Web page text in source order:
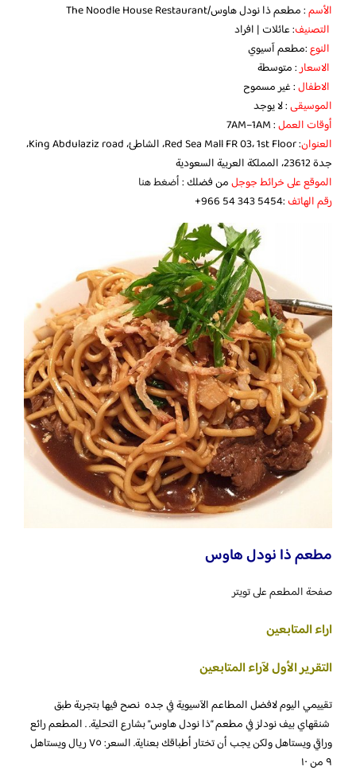
الأسم: مطعم ذا نودل هاوس/The Noodle House Restaurant
التصنيف: عائلات | افراد
النوع:مطعم آسيوي
الاسعار: متوسطة
الاطفال: غير مسموح
الموسيقى: لا يوجد
أوقات العمل: 7AM–1AM
العنوان
: Red Sea Mall FR 03، 1st Floor، الشاطئ، King Abdulaziz road،
جدة 23612، المملكة العربية السعودية
الموقع على خرائط جوجلمن فضلك :أضغط هنا
رقم الهاتف:‪ +966 54 343 5454‬‏
مطعم ذا نودل هاوس
صفحة المطعم على تويتر
اراء المتابعين
التقرير الأول لآراء المتابعين
تقييمي اليوم لافضل المطاعم الآسيوية في جده نصح فيها بتجربة طبق
شنقهاي بيف نودلز في مطعم “ذا نودل هاوس” بشارع التحلية. . المطعم رائع
وراقي ويستاهل ولكن يجب أن تختار أطباقك بعناية. السعر: ٧٥ ريال ويستاهل
٩ من ١٠